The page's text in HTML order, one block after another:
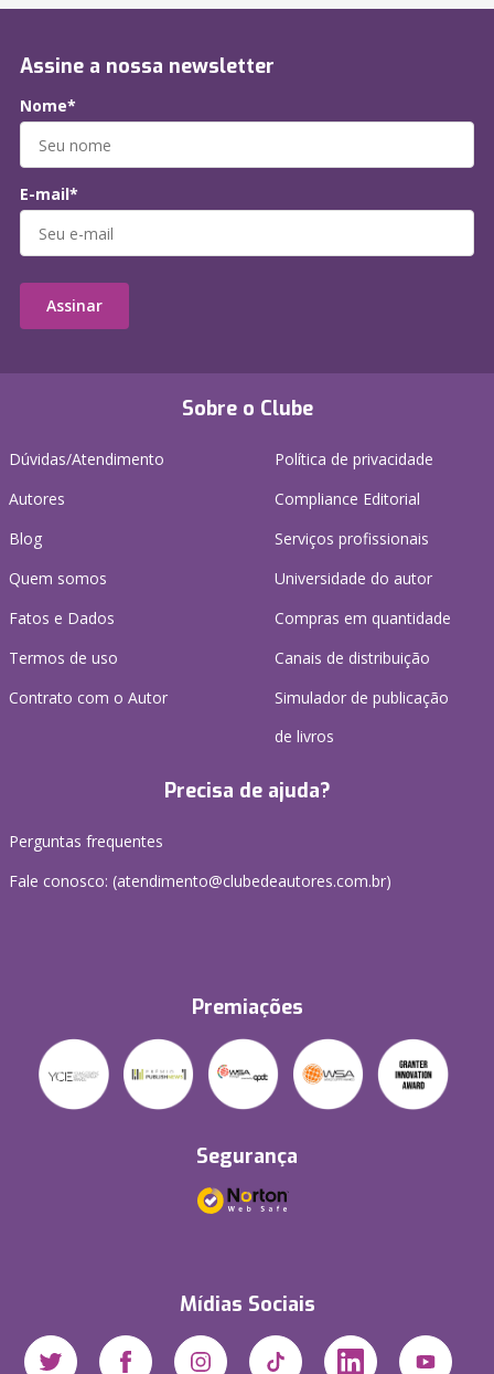
Sobre o Clube
Dúvidas/Atendimento
Autores
Blog
Quem somos
Fatos e Dados
Termos de uso
Contrato com o Autor
Política de privacidade
Compliance Editorial
Serviços profissionais
Universidade do autor
Compras em quantidade
Canais de distribuição
Simulador de publicação
de livros
Precisa de ajuda?
Perguntas frequentes
Fale conosco: (atendimento@clubedeautores.com.br)
Premiações
Segurança
Mídias Sociais
Assine a nossa newsletter
Nome*
E-mail*
Assinar